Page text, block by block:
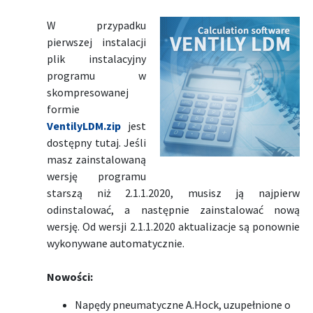
W przypadku
pierwszej instalacji
plik instalacyjny
programu w
skompresowanej
formie
VentilyLDM.zip jest
dostępny tutaj. Jeśli
masz zainstalowaną
wersję programu
starszą niż 2.1.1.2020, musisz ją najpierw
odinstalować, a następnie zainstalować nową
wersję. Od wersji 2.1.1.2020 aktualizacje są ponownie
wykonywane automatycznie.
Nowości:
Napędy pneumatyczne A.Hock, uzupełnione o